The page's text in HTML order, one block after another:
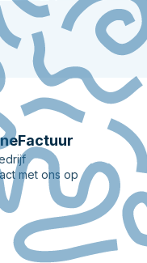
met ons op